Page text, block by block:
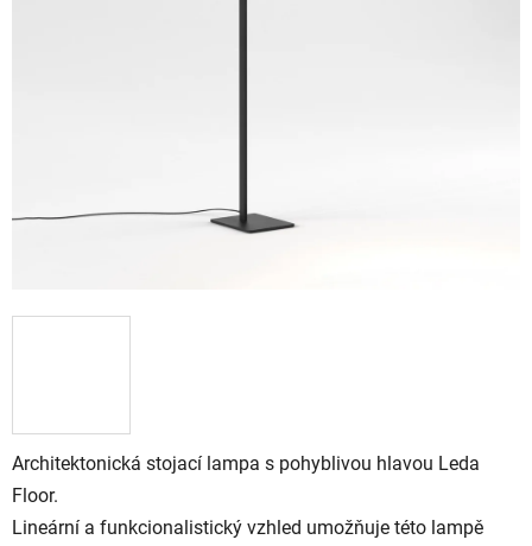
Architektonická stojací lampa s pohyblivou hlavou Leda
Floor.
Lineární a funkcionalistický vzhled umožňuje této lampě